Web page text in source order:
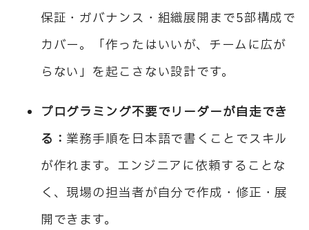
保証・ガバナンス・組織展開まで5部構成で
カバー。「作ったはいいが、チームに広が
らない」を起こさない設計です。
プログラミング不要でリーダーが自走でき
る： 業務手順を日本語で書くことでスキル
が作れます。エンジニアに依頼することな
く、現場の担当者が自分で作成・修正・展
開できます。